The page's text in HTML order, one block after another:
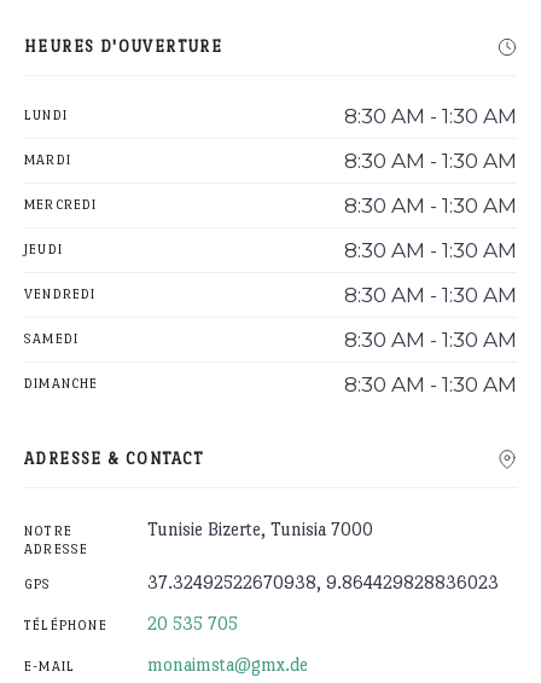
HEURES D'OUVERTURE
LUNDI 8:30 AM - 1:30 AM
MARDI 8:30 AM - 1:30 AM
MERCREDI 8:30 AM - 1:30 AM
JEUDI 8:30 AM - 1:30 AM
VENDREDI 8:30 AM - 1:30 AM
SAMEDI 8:30 AM - 1:30 AM
DIMANCHE 8:30 AM - 1:30 AM
ADRESSE & CONTACT
NOTRE
ADRESSE
Tunisie Bizerte, Tunisia 7000
GPS 37.32492522670938, 9.864429828836023
TÉLÉPHONE 20 535 705
E-MAIL monaimsta@gmx.de